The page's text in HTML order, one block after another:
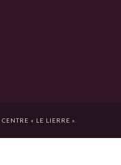
CENTRE « LE LIERRE »